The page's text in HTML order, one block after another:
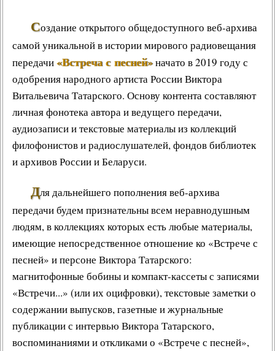
Создание открытого общедоступного веб-архива
самой уникальной в истории мирового радиовещания
передачи«Встреча с песней»начато в 2019 году с
одобрения народного артиста России Виктора
Витальевича Татарского. Основу контента составляют
личная фонотека автора и ведущего передачи,
аудиозаписи и текстовые материалы из коллекций
филофонистов и радиослушателей, фондов библиотек
и архивов России и Беларуси.
Для дальнейшего пополнения веб-архива
передачи будем признательны всем неравнодушным
людям, в коллекциях которых есть любые материалы,
имеющие непосредственное отношение ко «Встрече с
песней» и персоне Виктора Татарского:
магнитофонные бобины и компакт-кассеты с записями
«Встречи...» (или их оцифровки), текстовые заметки о
содержании выпусков, газетные и журнальные
публикации с интервью Виктора Татарского,
воспоминаниями и откликами о «Встрече с песней»,